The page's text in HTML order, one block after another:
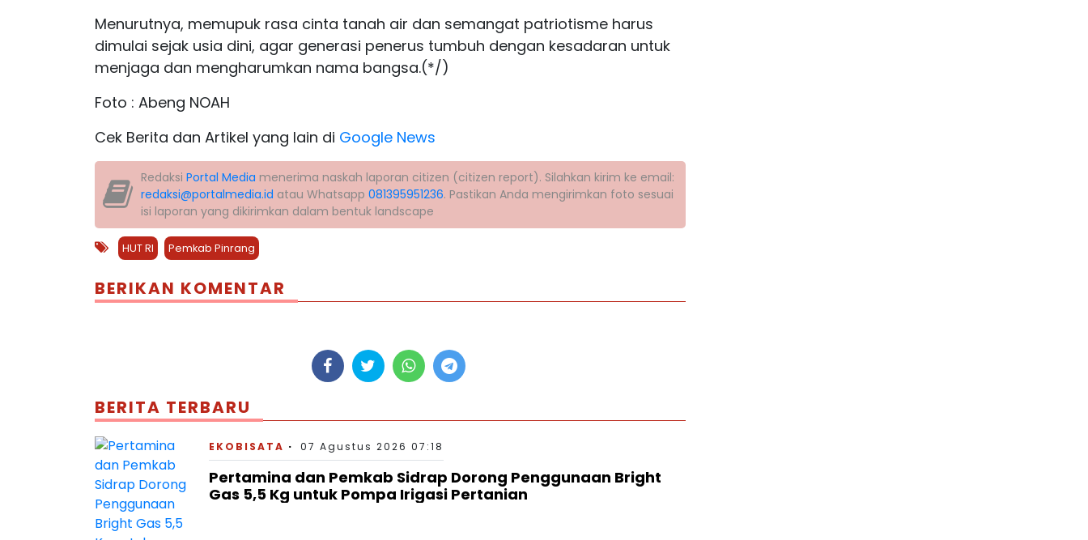
Menurutnya, memupuk rasa cinta tanah air dan semangat patriotisme harus
dimulai sejak usia dini, agar generasi penerus tumbuh dengan kesadaran untuk
menjaga dan mengharumkan nama bangsa.(*/)
Foto : Abeng NOAH
Cek Berita dan Artikel yang lain di Google News
Redaksi Portal Media menerima naskah laporan citizen (citizen report). Silahkan kirim ke email:
redaksi@portalmedia.id atau Whatsapp 081395951236. Pastikan Anda mengirimkan foto sesuai
isi laporan yang dikirimkan dalam bentuk landscape
HUT RI Pemkab Pinrang
BERIKAN KOMENTAR
BERITA TERBARU
EKOBISATA 07 Agustus 2026 07:18
Pertamina dan Pemkab Sidrap Dorong Penggunaan Bright
Gas 5,5 Kg untuk Pompa Irigasi Pertanian